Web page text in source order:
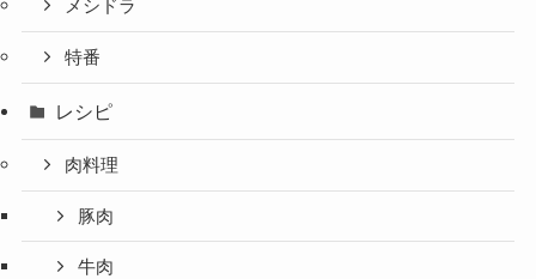
メシドラ
特番
レシピ
肉料理
豚肉
牛肉